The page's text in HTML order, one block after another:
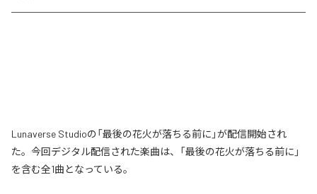
Lunaverse Studioの「最後の花火が落ちる前に」が配信開始され
た。今回デジタル配信された楽曲は、「最後の花火が落ちる前に」
を含む全1曲となっている。